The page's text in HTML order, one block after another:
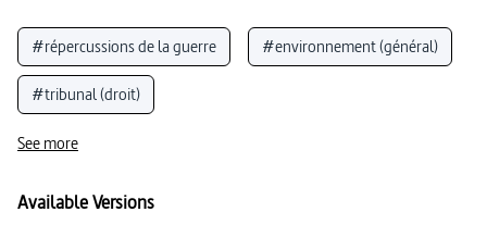
#répercussions de la guerre #environnement (général)
#tribunal (droit)
#protection de la nature (en milieux naturels)
#protection du paysage
See more
Available Versions